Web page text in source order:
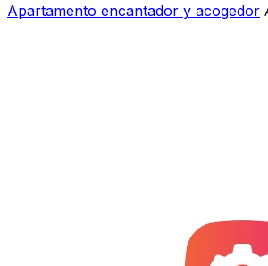
Apartamento encantador y acogedor